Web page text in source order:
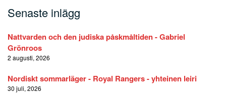
Senaste inlägg
Nattvarden och den judiska påskmåltiden - Gabriel
Grönroos
2 augusti, 2026
Nordiskt sommarläger - Royal Rangers - yhteinen leiri
30 juli, 2026